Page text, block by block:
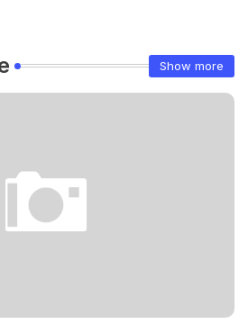
Show more